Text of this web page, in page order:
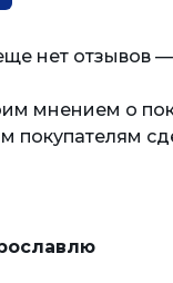
нет отзывов
мнением о
покупателям